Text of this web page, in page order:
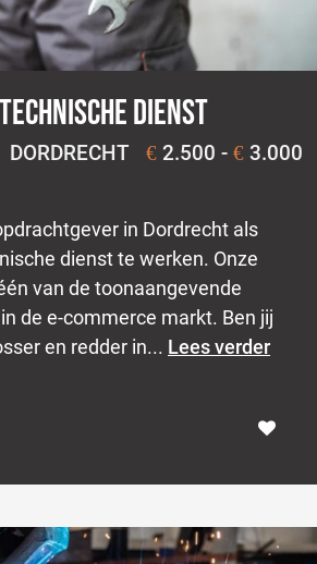
dienst
DORDRECHT € 2.500 - € 3.000
in Dordrecht als
dienst te werken. Onze
van de toonaangevende
de e-commerce markt. Ben jij
en redder in... Lees verder